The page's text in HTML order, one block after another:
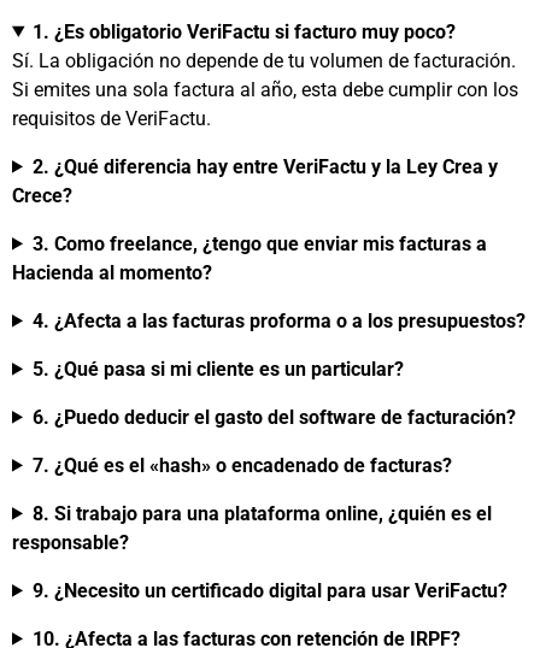
1. ¿Es obligatorio VeriFactu si facturo muy poco?
Sí. La obligación no depende de tu volumen de facturación.
Si emites una sola factura al año, esta debe cumplir con los
requisitos de VeriFactu.
2. ¿Qué diferencia hay entre VeriFactu y la Ley Crea y
Crece?
3. Como freelance, ¿tengo que enviar mis facturas a
Hacienda al momento?
4. ¿Afecta a las facturas proforma o a los presupuestos?
5. ¿Qué pasa si mi cliente es un particular?
6. ¿Puedo deducir el gasto del software de facturación?
7. ¿Qué es el «hash» o encadenado de facturas?
8. Si trabajo para una plataforma online, ¿quién es el
responsable?
9. ¿Necesito un certificado digital para usar VeriFactu?
10. ¿Afecta a las facturas con retención de IRPF?